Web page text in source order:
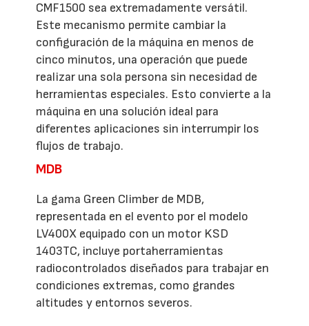
CMF1500 sea extremadamente versátil.
Este mecanismo permite cambiar la
configuración de la máquina en menos de
cinco minutos, una operación que puede
realizar una sola persona sin necesidad de
herramientas especiales. Esto convierte a la
máquina en una solución ideal para
diferentes aplicaciones sin interrumpir los
flujos de trabajo.
MDB
La gama Green Climber de MDB,
representada en el evento por el modelo
LV400X equipado con un motor KSD
1403TC, incluye portaherramientas
radiocontrolados diseñados para trabajar en
condiciones extremas, como grandes
altitudes y entornos severos.